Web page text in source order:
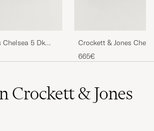
Chelsea 5 Dk
Suede
Crockett & Jones
Rough-Out Suede
665€
Crockett & Jones